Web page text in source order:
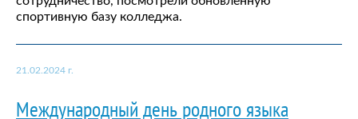
спортивную базу колледжа.
21.02.2024 г.
Международный день родного языка